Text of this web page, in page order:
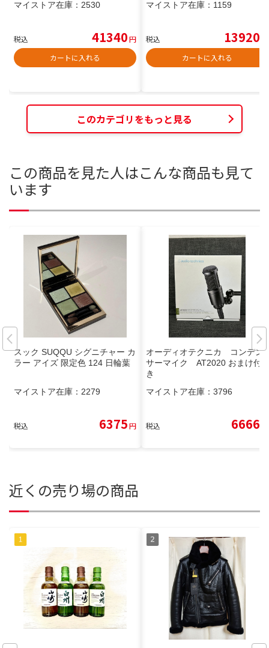
マイストア在庫： 2530
税込 41340円
カートに入れる
マイストア在庫： 1159
税込 13920
カートに入れる
このカテゴリをもっと見る
この商品を見た人はこんな商品も見て
います
スック SUQQU シグニチャー カ
ラー アイズ 限定色 124 日輪葉
マイストア在庫： 2279
税込 6375円
オーディオテクニカ コンデン
サーマイク AT2020 おまけ付
き
マイストア在庫： 3796
税込 6666
近くの売り場の商品